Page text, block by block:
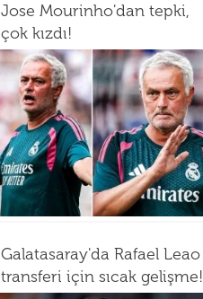
Jose Mourinho'dan tepki,
çok kızdı!
Galatasaray'da Rafael Leao
transferi için sıcak gelişme!